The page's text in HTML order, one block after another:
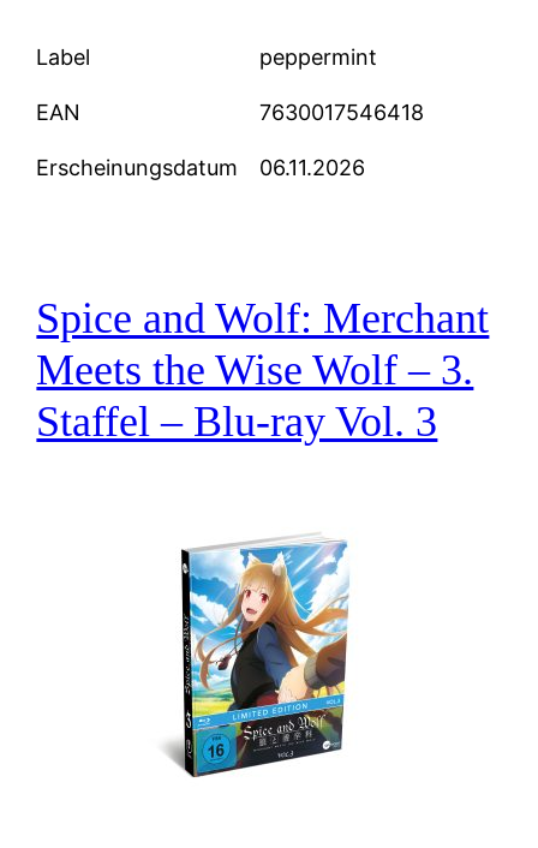
Label peppermint
EAN 7630017546418
Erscheinungsdatum 06.11.2026
Spice and Wolf: Merchant
Meets the Wise Wolf – 3.
Staffel – Blu-ray Vol. 3